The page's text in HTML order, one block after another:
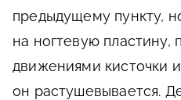
предыдущему пункту,
на ногтевую пластину,
движениями кисточки
он растушевывается.